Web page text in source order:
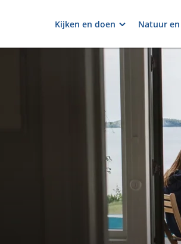
Kijken en doen Natuur